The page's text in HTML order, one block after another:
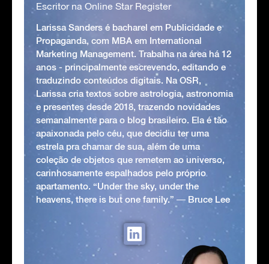
Escritor na Online Star Register
Larissa Sanders é bacharel em Publicidade e
Propaganda, com MBA em International
Marketing Management. Trabalha na área há 12
anos - principalmente escrevendo, editando e
traduzindo conteúdos digitais. Na OSR,
Larissa cria textos sobre astrologia, astronomia
e presentes desde 2018, trazendo novidades
semanalmente para o blog brasileiro. Ela é tão
apaixonada pelo céu, que decidiu ter uma
estrela pra chamar de sua, além de uma
coleção de objetos que remetem ao universo,
carinhosamente espalhados pelo próprio
apartamento. “Under the sky, under the
heavens, there is but one family.” ― Bruce Lee